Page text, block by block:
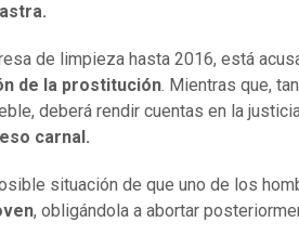
de limpieza hasta 2016, está
de la prostitución. Mientras que,
deberá rendir cuentas en la
carnal.
situación de que uno de los
, obligándola a abortar